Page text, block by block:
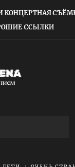
КОНЦЕРТНАЯ
ССЫЛКИ